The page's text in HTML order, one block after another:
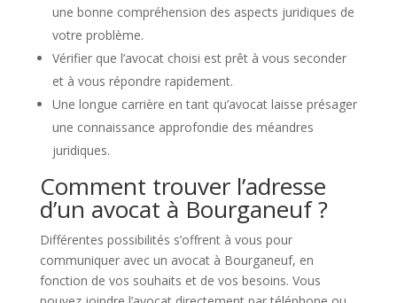
une bonne compréhension des aspects juridiques de
votre problème.
Vérifier que l’avocat choisi est prêt à vous seconder
et à vous répondre rapidement.
Une longue carrière en tant qu’avocat laisse présager
une connaissance approfondie des méandres
juridiques.
Comment trouver l’adresse
d’un avocat à Bourganeuf ?
Différentes possibilités s’offrent à vous pour
communiquer avec un avocat à Bourganeuf, en
fonction de vos souhaits et de vos besoins. Vous